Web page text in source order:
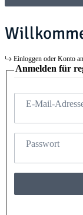
Einloggen oder Konto
Anmelden für
E-Mail-
Passwort